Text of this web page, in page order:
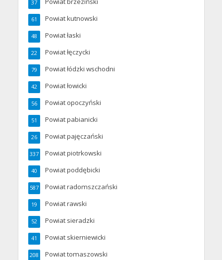
37
Powiat kutnowski
61
Powiat łaski
48
Powiat łęczycki
22
Powiat łódzki wschodni
79
Powiat łowicki
42
Powiat opoczyński
56
Powiat pabianicki
51
Powiat pajęczański
26
Powiat piotrkowski
337
Powiat poddębicki
40
Powiat radomszczański
587
Powiat rawski
19
Powiat sieradzki
52
Powiat skierniewicki
41
Powiat tomaszowski
208